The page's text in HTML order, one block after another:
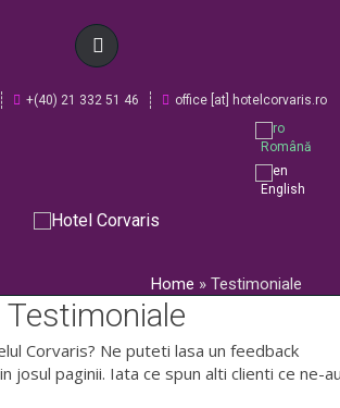
+(40) 21 332 51 46 office [at] hotelcorvaris.ro
Română
English
DISPONIBILE
Home » Testimoniale
Testimoniale
Corvaris? Ne puteti lasa un feedback
josul paginii. Iata ce spun alti clienti ce ne-